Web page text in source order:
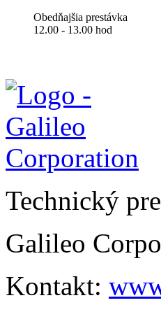
Obedňajšia prestávka
12.00 - 13.00 hod
Technický
Galileo
Kontakt: